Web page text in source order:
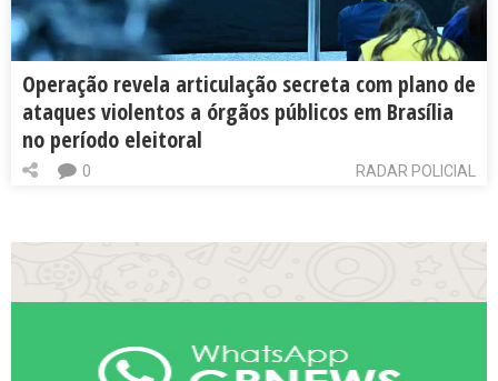
Operação revela articulação secreta com plano de
ataques violentos a órgãos públicos em Brasília
no período eleitoral
RADAR POLICIAL
0